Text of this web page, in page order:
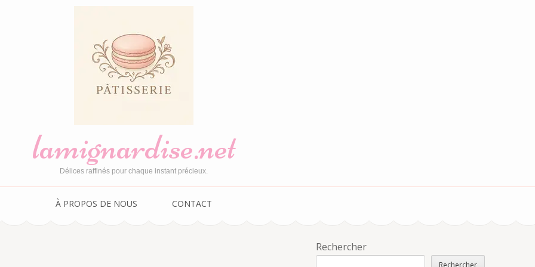
lamignardise.net
Délices raffinés pour chaque instant précieux.
À PROPOS DE NOUS CONTACT
Rechercher